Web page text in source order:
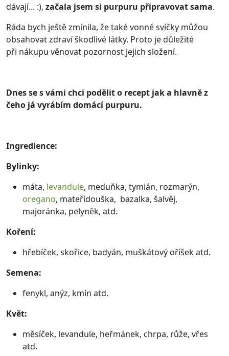
dávají... :), začala jsem si purpuru připravovat sama.
Ráda bych ještě zmínila, že také vonné svíčky můžou
obsahovat zdraví škodlivé látky. Proto je důležité
při nákupu věnovat pozornost jejich složení.
Dnes se s vámi chci podělit o recept jak a hlavně z
čeho já vyrábím domácí purpuru.
Ingredience:
Bylinky:
máta, levandule, meduňka, tymián, rozmarýn,
oregano, mateřídouška, bazalka, šalvěj,
majoránka, pelyněk, atd.
Koření:
hřebíček, skořice, badyán, muškátový oříšek atd.
Semena:
fenykl, anýz, kmín atd.
Květ:
měsíček, levandule, heřmánek, chrpa, růže, vřes
atd.